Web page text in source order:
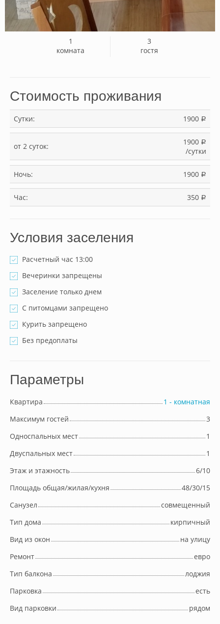
1
комната
3
гостя
Стоимость проживания
Сутки: 1900 a
от 2 суток: 1900 a
/сутки
Ночь: 1900 a
Час: 350 a
Условия заселения
Расчетный час 13:00
Вечеринки запрещены
Заселение только днем
С питомцами запрещено
Курить запрещено
Без предоплаты
Параметры
Квартира
1 - комнатная
Максимум гостей
3
Односпальных мест
1
Двуспальных мест
1
Этаж и этажность
6/10
Площадь общая/жилая/кухня
48/30/15
Cанузел
совмещенный
Тип дома
кирпичный
Вид из окон
на улицу
Ремонт
евро
Тип балкона
лоджия
Парковка
есть
Вид парковки
рядом